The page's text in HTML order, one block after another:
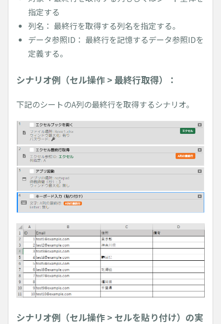
指定する
列名： 最終行を取得する列名を指定する。
データ参照ID： 最終行を記憶するデータ参照IDを
定義する。
シナリオ例（セル操作 > 最終行取得）：
下記のシートのA列の最終行を取得するシナリオ。
シナリオ例（セル操作 > セルを貼り付け）の実